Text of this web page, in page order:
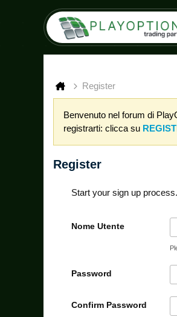
Register
Benvenuto nel forum di
registrarti: clicca su
Register
Start your sign up process.
Nome Utente
Password
Confirm Password